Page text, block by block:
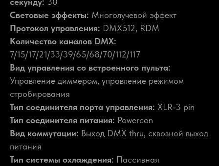
Световые эффекты: Многолучевой эффект
Протокол управления: DMX512, RDM
Количество каналов DMX:
7/15/17/21/33/39/65/68/70/112/117
Вид управления со встроенного пульта:
Управление диммером, управление режимом
стробирования
Тип соединителя порта управления: XLR-3 pin
Тип соединителя питания: Powercon
Вид коммутации: Выход DMX thru, сквозной выход
питания
Тип системы охлаждения: Пассивная